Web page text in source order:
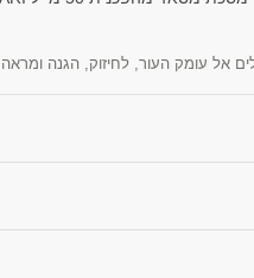
אל עומק העור, לחיזוק, הגנה ומראה